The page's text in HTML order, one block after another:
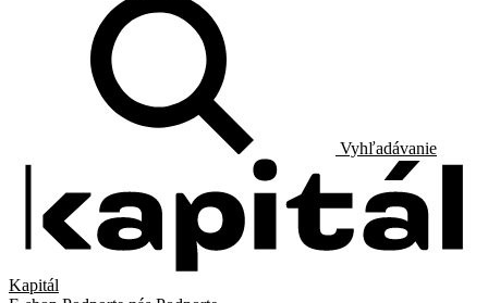
Vyhľadávanie
Kapitál